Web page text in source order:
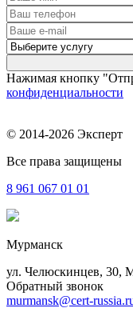
Нажимая кнопку
конфиденциальности
© 2014-2026 Эксперт
Все права защищены
8 961 067 01 01
Мурманск
ул. Челюскинцев, 30,
Обратный звонок
murmansk@cert-